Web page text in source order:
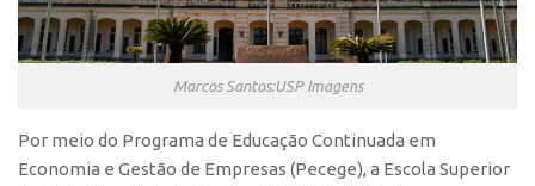
Conexão USP
Conexão Inter-USP
Leis e Normas
Inteligência Competitiva
Marcos Santos:USP Imagens
Por meio do Programa de Educação Continuada em
Economia e Gestão de Empresas (Pecege), a Escola Superior